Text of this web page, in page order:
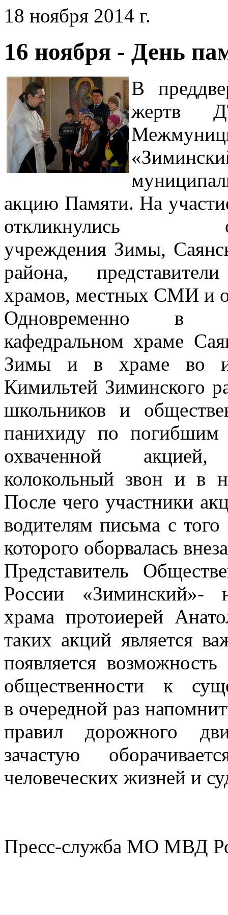
18 ноября 2014 г.
16 ноября - День
В
жертв
акцию Памяти. На
откликнулись
учреждения Зимы,
района,
храмов, местных СМИ и
Одновременно в
кафедральном храме
Зимы и в храме во
Кимильтей Зиминского
школьников и
панихиду по
охваченной
колокольный звон и в
После чего участники
водителям письма с
которого оборвалась
Представитель
России «Зиминский»-
храма протоиерей
таких акций является
появляется
общественности к
в очередной раз
правил дорожного
зачастую
человеческих жизней и
Пресс-служба МО МВД